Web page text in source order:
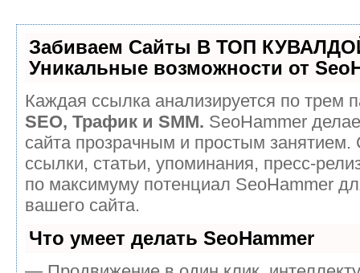
Забиваем Сайты В ТОП
Уникальные возможности от
Каждая ссылка анализируется по трем
SEO, Трафик и SMM. SeoHammer
сайта прозрачным и простым
ссылки, статьи, упоминания, пресс-
по максимуму потенциал SeoHammer
вашего сайта.
Что умеет делать SeoHammer